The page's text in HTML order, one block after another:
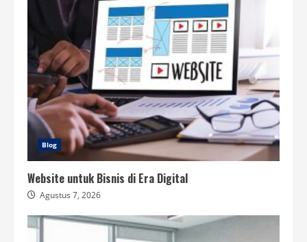
Blog
Website untuk Bisnis di Era Digital
Agustus 7, 2026